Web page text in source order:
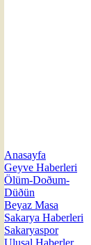
Anasayfa
Geyve Haberleri
Ölüm-Doðum-
Düðün
Beyaz Masa
Sakarya Haberleri
Sakaryaspor
Ulusal Haberler